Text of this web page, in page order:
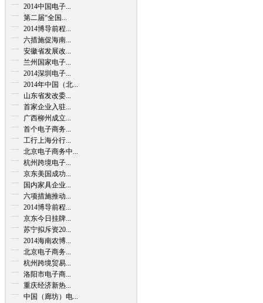
2014中国电子...
第二届“全国...
2014博导前程...
六措施促海南...
安徽省发展改...
兰州国家电子...
2014深圳电子...
2014年中国（北...
山东省发改委...
首家企业入驻...
广西柳州成立...
首个电子商务...
工行上海分行...
北京电子商务中...
杭州跨境电子...
京东美国成功...
国内家具企业...
六项措施推动...
2014博导前程...
京东今日挂牌...
苏宁拟斥资20...
2014海南农博...
北京电子商务...
杭州跨境贸易...
洛阳市电子商...
重庆经济新热...
中国（廊坊）电...